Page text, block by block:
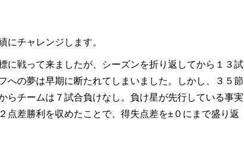
チャレンジします。
戦って来ましたが、シーズンを折り返してから１３試
への夢は早期に断たれてしまいました。しかし、３５節
らチームは７試合負けなし。負け星が先行している事実
点差勝利を収めたことで、得失点差を±０にまで盛り返